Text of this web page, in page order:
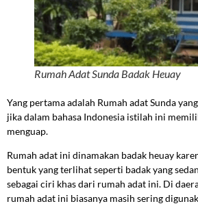
Rumah Adat Sunda Badak Heuay
Yang pertama adalah Rumah adat Sunda
jika dalam bahasa Indonesia istilah ini
menguap.
Rumah adat ini dinamakan badak heuay
bentuk yang terlihat seperti badak yang
sebagai ciri khas dari rumah adat ini. Di
rumah adat ini biasanya masih sering